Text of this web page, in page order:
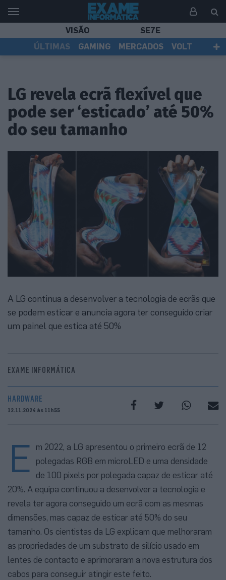
VISÃO
SE7E
ÚLTIMAS
GAMING MERCADOS
VOLT
LG revela ecrã flexível que
pode ser ‘esticado’ até 50%
do seu tamanho
A LG continua a desenvolver a tecnologia de ecrãs que
se podem esticar e anuncia agora ter conseguido criar
um painel que estica até 50%
EXAME INFORMÁTICA
HARDWARE
12.11.2024 às 11h55
E
m 2022, a LG apresentou o primeiro ecrã de 12
polegadas RGB em microLED e uma densidade
de 100 pixels por polegada capaz de esticar até
20%. A equipa continuou a desenvolver a tecnologia e
revela ter agora conseguido um ecrã com as mesmas
dimensões, mas capaz de esticar até 50% do seu
tamanho. Os cientistas da LG explicam que melhoraram
as propriedades de um substrato de silício usado em
lentes de contacto e aprimoraram a nova estrutura dos
cabos para conseguir atingir este feito.